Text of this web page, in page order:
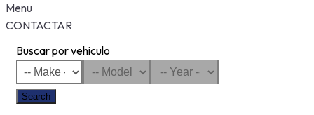
Menu
CONTACTAR
Buscar por vehiculo
Search